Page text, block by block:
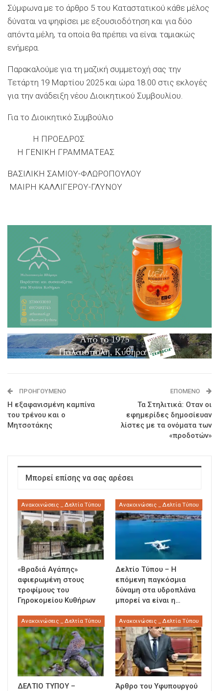
Σύμφωνα με το άρθρο 5 του Καταστατικού κάθε μέλος
δύναται να ψηφίσει με εξουσιοδότηση και για δύο
απόντα μέλη, τα οποία θα πρέπει να είναι ταμιακώς
ενήμερα.
Παρακαλούμε για τη μαζική συμμετοχή σας την
Τετάρτη 19 Μαρτίου 2025 και ώρα 18.00 στις εκλογές
για την ανάδειξη νέου Διοικητικού Συμβουλίου.
Για το Διοικητικό Συμβούλιο
Η ΠΡΟΕΔΡΟΣ
Η ΓΕΝΙΚΗ ΓΡΑΜΜΑΤΕΑΣ
ΒΑΣΙΛΙΚΗ ΣΑΜΙΟΥ-ΦΛΩΡΟΠΟΥΛΟΥ
ΜΑΙΡΗ ΚΑΛΛΙΓΕΡΟΥ-ΓΛΥΝΟΥ
ΠΡΟΗΓΟΎΜΕΝΟ
Η εξαφανισμένη καμπίνα
του τρένου και ο
Μητσοτάκης
ΕΠΌΜΕΝΟ
Τα Στηλιτικά: Οταν οι
εφημερίδες δημοσίευαν
λίστες με τα ονόματα των
«προδοτών»
Μπορεί επίσης να σας αρέσει
Ανακοινώσεις _ Δελτία Τύπου
«Βραδιά Αγάπης»
αφιερωμένη στους
τροφίμους του
Γηροκομείου Κυθήρων
Ανακοινώσεις _ Δελτία Τύπου
Δελτίο Τύπου – Η
επόμενη παγκόσμια
δύναμη στα υδροπλάνα
μπορεί να είναι η…
Ανακοινώσεις _ Δελτία Τύπου
ΔΕΛΤΙΟ ΤΥΠΟΥ –
Ανακοινώσεις _ Δελτία Τύπου
Άρθρο του Υφυπουργού